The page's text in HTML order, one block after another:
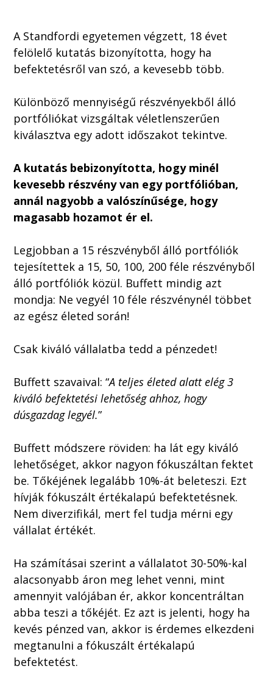
A Standfordi egyetemen végzett, 18 évet
felölelő kutatás bizonyította, hogy ha
befektetésről van szó, a kevesebb több.
Különböző mennyiségű részvényekből álló
portfóliókat vizsgáltak véletlenszerűen
kiválasztva egy adott időszakot tekintve.
A kutatás bebizonyította, hogy minél
kevesebb részvény van egy portfólióban,
annál nagyobb a valószínűsége, hogy
magasabb hozamot ér el.
Legjobban a 15 részvényből álló portfóliók
tejesítettek a 15, 50, 100, 200 féle részvényből
álló portfóliók közül. Buffett mindig azt
mondja: Ne vegyél 10 féle részvénynél többet
az egész életed során!
Csak kiváló vállalatba tedd a pénzedet!
Buffett szavaival: “A teljes életed alatt elég 3
kiváló befektetési lehetőség ahhoz, hogy
dúsgazdag legyél.”
Buffett módszere röviden: ha lát egy kiváló
lehetőséget, akkor nagyon fókuszáltan fektet
be. Tőkéjének legalább 10%-át beleteszi. Ezt
hívják fókuszált értékalapú befektetésnek.
Nem diverzifikál, mert fel tudja mérni egy
vállalat értékét.
Ha számításai szerint a vállalatot 30-50%-kal
alacsonyabb áron meg lehet venni, mint
amennyit valójában ér, akkor koncentráltan
abba teszi a tőkéjét. Ez azt is jelenti, hogy ha
kevés pénzed van, akkor is érdemes elkezdeni
megtanulni a fókuszált értékalapú
befektetést.